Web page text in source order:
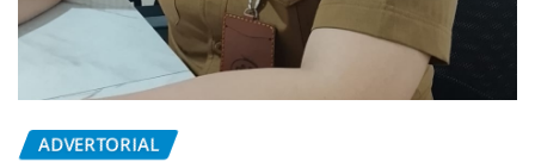
ADVERTORIAL